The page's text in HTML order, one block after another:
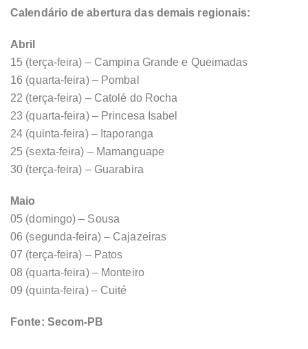
Calendário de abertura das demais regionais:
Abril
15 (terça-feira) – Campina Grande e Queimadas
16 (quarta-feira) – Pombal
22 (terça-feira) – Catolé do Rocha
23 (quarta-feira) – Princesa Isabel
24 (quinta-feira) – Itaporanga
25 (sexta-feira) – Mamanguape
30 (terça-feira) – Guarabira
Maio
05 (domingo) – Sousa
06 (segunda-feira) – Cajazeiras
07 (terça-feira) – Patos
08 (quarta-feira) – Monteiro
09 (quinta-feira) – Cuité
Fonte: Secom-PB